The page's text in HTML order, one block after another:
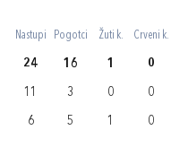
Nastupi Pogotci Žuti k. Crveni k.
24 16 1 0
11 3 0 0
6 5 1 0